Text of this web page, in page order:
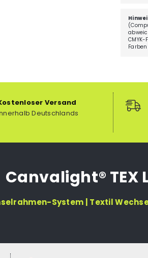
Versand
Deutschlands
Canvalight® TEX
System | Textil